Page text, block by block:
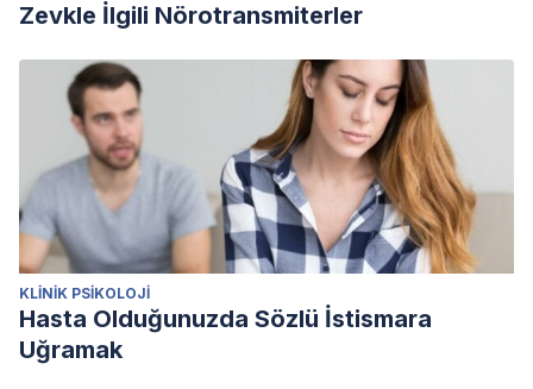
Zevkle İlgili Nörotransmiterler
KLINIK PSIKOLOJI
Hasta Olduğunuzda Sözlü İstismara
Uğramak